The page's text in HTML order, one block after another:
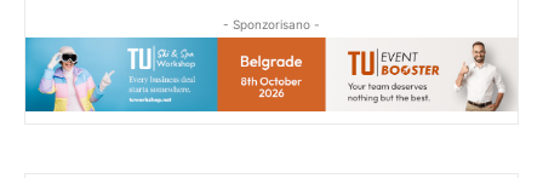
- Sponzorisano -